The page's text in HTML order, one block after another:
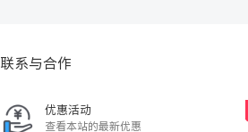
联系与合作
优惠活动
查看本站的最新优惠